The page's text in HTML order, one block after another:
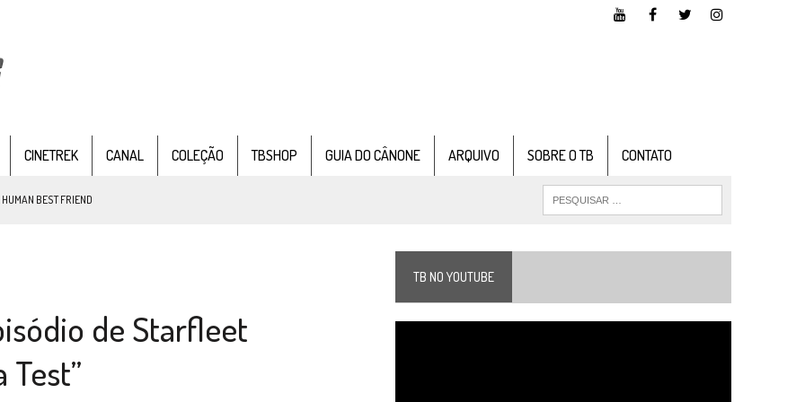
CINETREK CANAL COLEÇÃO TBSHOP GUIA DO CÂNONE ARQUIVO SOBRE O TB CONTATO
BEST FRIEND
DE STRANGE NEW WORDS
– “THE GRIFFIN INCIDENT” (4×02)
DE UMA ERA NA SDCC
de Starfleet
TB NO YOUTUBE